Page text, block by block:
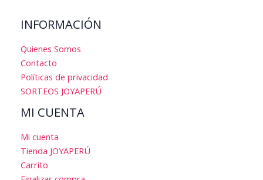
INFORMACIÓN
Quienes Somos
Contacto
Políticas de privacidad
SORTEOS JOYAPERÚ
MI CUENTA
Mi cuenta
Tienda JOYAPERÚ
Carrito